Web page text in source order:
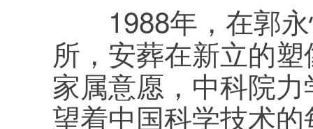
1988年，在郭永
所，安葬在新立的
家属意愿，中科院
望着中国科学技术